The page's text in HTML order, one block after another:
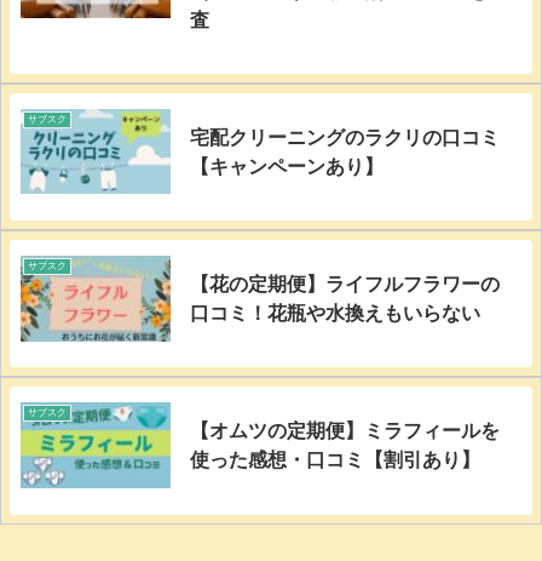
査
サブスク
宅配クリーニングのラクリの口コミ
【キャンペーンあり】
サブスク
【花の定期便】ライフルフラワーの
口コミ！花瓶や水換えもいらない
サブスク
【オムツの定期便】ミラフィールを
使った感想・口コミ【割引あり】